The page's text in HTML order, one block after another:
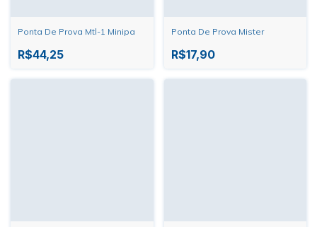
Ponta De Prova Mtl-1 Minipa
R$44,25
Ponta De Prova Mister
R$17,90